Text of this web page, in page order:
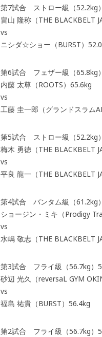
第7試合 ストロー級（52.2kg
畠山 隆称（THE BLACKBELT
vs
ニシダ☆ショー（BURST）
第6試合 フェザー級（65.8kg
内藤 太尊（ROOTS）65.6kg
vs
工藤 圭一郎（グランドスラム
第5試合 ストロー級（52.2kg
梅木 勇徳（THE BLACKBELT
vs
平良 龍一（THE BLACKBELT
第4試合 バンタム級（61.2kg
ショージン・ミキ（Prodigy
vs
水嶋 敬志（THE BLACKBELT
第3試合 フライ級（56.7kg）
砂辺 光久（reversaL GYM
vs
福島 祐貴（BURST）56.4kg
第2試合 フライ級（56.7kg）